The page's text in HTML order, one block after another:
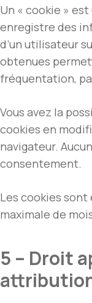
Un « cookie »
enregistre des
d’un utilisateur
obtenues
fréquentation,
Vous avez la
cookies en
navigateur.
consentement.
Les cookies
maximale de
5 – Droit